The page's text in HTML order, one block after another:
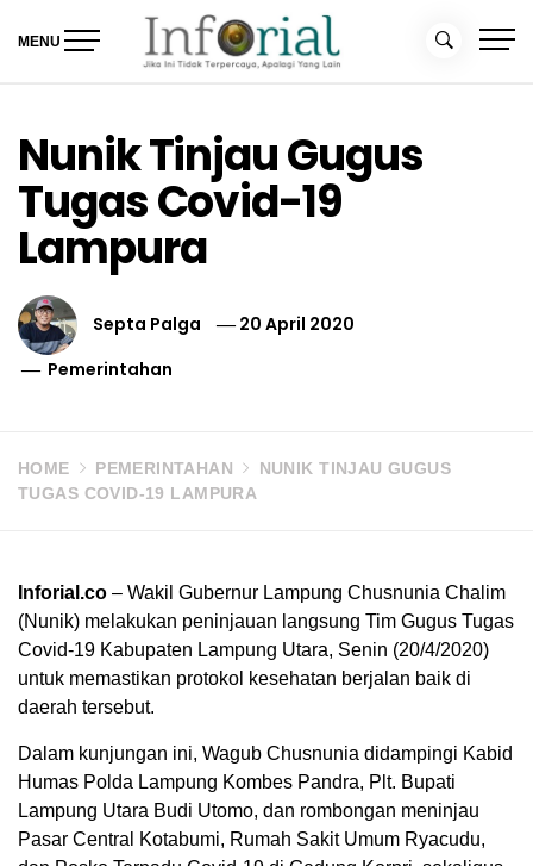
MENU
Nunik Tinjau Gugus
Tugas Covid-19
Lampura
Septa Palga
20 April 2020
Pemerintahan
HOME PEMERINTAHAN
NUNIK TINJAU GUGUS
TUGAS COVID-19 LAMPURA
Inforial.co – Wakil Gubernur Lampung Chusnunia Chalim
(Nunik) melakukan peninjauan langsung Tim Gugus Tugas
Covid-19 Kabupaten Lampung Utara, Senin (20/4/2020)
untuk memastikan protokol kesehatan berjalan baik di
daerah tersebut.
Dalam kunjungan ini, Wagub Chusnunia didampingi Kabid
Humas Polda Lampung Kombes Pandra, Plt. Bupati
Lampung Utara Budi Utomo, dan rombongan meninjau
Pasar Central Kotabumi, Rumah Sakit Umum Ryacudu,